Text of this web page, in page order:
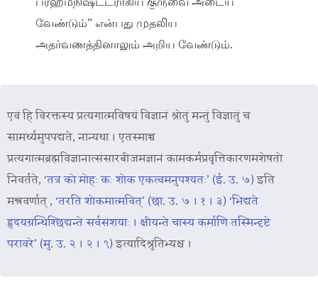
வேண்டும்” என்பது முதலிய
அதர்வணத்தினாலும் அறிய வேண்டும்.
एवं हि विरक्तस्य प्रत्यगात्मविषयं विज्ञानं श्रोतुं मन्तुं विज्ञातुं च
सामर्थ्यमुपपद्यते, नान्यथा । एतस्माच्च
प्रत्यगात्मब्रह्मविज्ञानात्संसारबीजमज्ञानं कामकर्मप्रवृत्तिकारणमशेषतो
निवर्तते, ‘तत्र को मोहः कः शोक एकत्वमनुपश्यतः’ (ई. उ. ७) इति
मन्त्रवर्णात् , ‘तरति शोकमात्मवित्’ (छा. उ. ७ । १ । ३) ‘भिद्यते
हृदयग्रन्थिश्छिद्यन्ते सर्वसंशयाः । क्षीयन्ते चास्य कर्माणि तस्मिन्दृष्टे
परावरे’ (मु. उ. २ । २ । ९) इत्यादिश्रुतिभ्यश्च ।